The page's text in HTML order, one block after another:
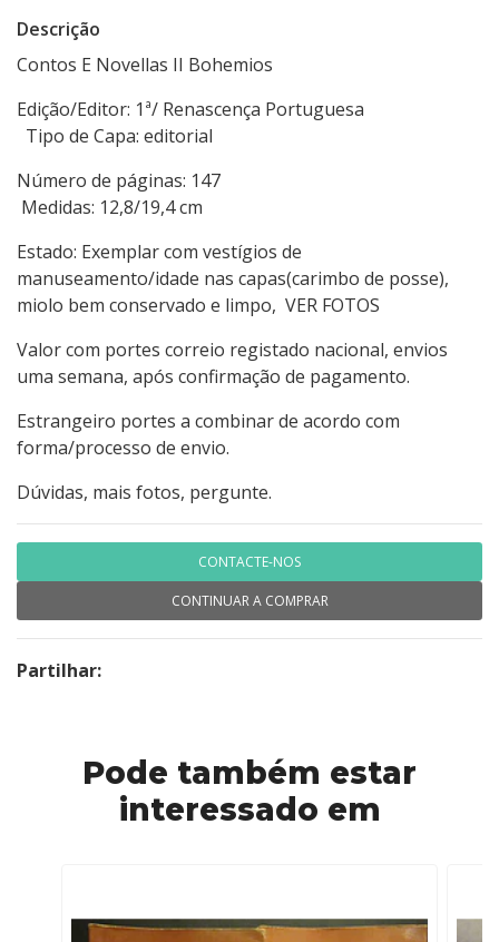
Descrição
Contos E Novellas II Bohemios
Edição/Editor: 1ª/ Renascença Portuguesa
Tipo de Capa: editorial
Número de páginas: 147
Medidas: 12,8/19,4 cm
Estado: Exemplar com vestígios de
manuseamento/idade nas capas(carimbo de posse),
miolo bem conservado e limpo, VER FOTOS
Valor com portes correio registado nacional, envios
uma semana, após confirmação de pagamento.
Estrangeiro portes a combinar de acordo com
forma/processo de envio.
Dúvidas, mais fotos, pergunte.
CONTACTE-NOS
CONTINUAR A COMPRAR
Partilhar:
Pode também estar
interessado em